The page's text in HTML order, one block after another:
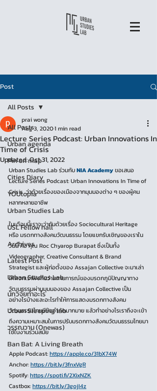
Post
All Posts
Urban agenda
Pin on map
Cities Diary
YOUtopia
Urban Studies Lab
USL Fellow hall
Archives
Latest Post
Urban Studies Lab
นักวิจัยทำอะไร
Urban Sleeping lab
วรรณวาน (Onewas)
Ban Bat: A Living Breath
All Posts
Lecture Series Podcast: Urban Innovations In
Time of Crisis
prai wong
Aug 3, 20201 min read
Updated:Oct 31, 2022
Urban Studies Lab ร่วมกับ NIA Academy ขอเสนอ
Lecture Series Podcast: Urban Innovations In Time of
Crisis  ว่าด้วยเรื่องของเมืองจากมุมมองต่าง ๆ ของผู้คน
หลากหลายอาชีพ
ในเดือนนี้เราจะว่ากันด้วยเรื่อง Sociocultural Heritage
หรือ มรดกทางสังคมวัฒนธรรม โดยแขกรับเชิญของเราใน
วันนี้ คือ คุณ Roc Chyarop Burapat ซึ่งเป็นทั้ง
Videographer, Creative Consultant & Brand
Strategist และผู้ก่อตั้งของ Assajan Collective จะมาเล่า
ให้พวกเราฟังกันว่าสถานการณ์ของมรดกภูมิปัญญาทาง
วัฒนธรรมผ่านมุมมองของ Assajan Collective เป็น
อย่างไรบ้างและอะไรทำให้การแสดงมรดกทางสังคม
วัฒนธรรมไทยมีข้อจำกัดมากมาย แล้วทำอย่างไรเราถึงจะเข้า
ถึงความเหมาะสมในการปรับมรดกทางสังคมวัฒนธรรมไทยมา
ใช้ในงานร่วมสมัย
Apple Podcast: https://apple.co/31bX74W
Anchor: https://bit.ly/3fnxVgR
Spotify: https://spoti.fi/2XixNZK
Castbox: https://bit.ly/3gojI4z